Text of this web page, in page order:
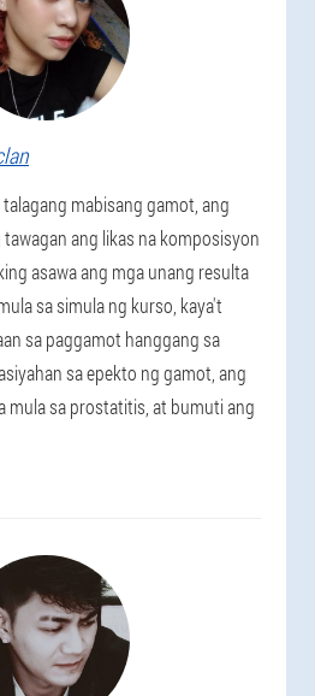
mabisang gamot, ang
ang likas na komposisyon
asawa ang mga unang resulta
sa simula ng kurso, kaya't
sa paggamot hanggang sa
sa epekto ng gamot, ang
mula sa prostatitis, at bumuti ang